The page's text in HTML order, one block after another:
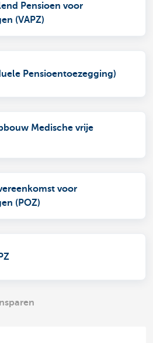
Pensioen voor
(VAPZ)
Pensioentoezegging)
Medische vrije
voor
(POZ)